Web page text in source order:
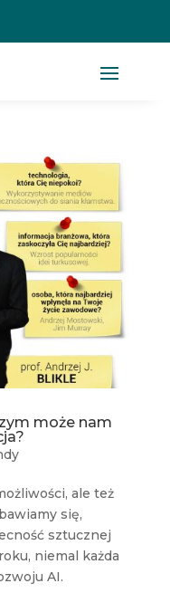
może nam
ale też
się,
sztucznej
niemal każda
AI.